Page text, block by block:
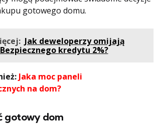
gotowego domu.
Jak deweloperzy omijają
kredytu 2%?
Jaka moc paneli
na dom?
gotowy dom